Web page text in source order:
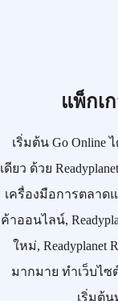
แพ็กเ
เริ่มต้น Go Online
เดียว ด้วย
เครื่องมือการตลาด
ค้าออนไลน์,
ใหม่, Readyplanet
มากมาย ทำเว็บไซ
เริ่มต้